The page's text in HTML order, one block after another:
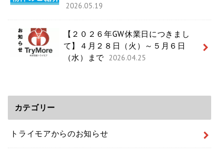
2026.05.19
【２０２６年GW休業日につきまし
て】４月２８日（火）～５月６日
（水）まで 2026.04.25
カテゴリー
トライモアからのお知らせ